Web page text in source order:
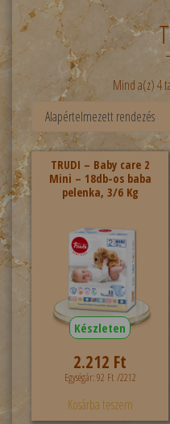
Mind a(z) 4
TRUDI – Baby care 2
Mini – 18db-os baba
pelenka, 3/6 Kg
Készleten
2.212 Ft
Egységár:92 Ft /2212
Kosárba teszem